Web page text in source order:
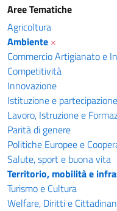
Catalogo bandi -
Aree Tematiche
Agricoltura
Ambiente ×
Commercio Artigianato e
Competitività
Innovazione
Istituzione e partecipazione
Lavoro, Istruzione e
Parità di genere
Politiche Europee e
Salute, sport e buona vita
Territorio, mobilità e
Turismo e Cultura
Welfare, Diritti e